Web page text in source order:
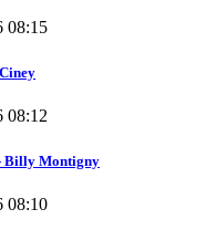
08:15
08:12
Billy Montigny
08:10